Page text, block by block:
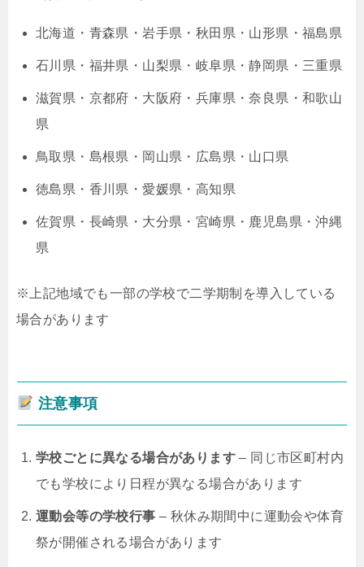
北海道・青森県・岩手県・秋田県・山形県・福島県
石川県・福井県・山梨県・岐阜県・静岡県・三重県
滋賀県・京都府・大阪府・兵庫県・奈良県・和歌山
県
鳥取県・島根県・岡山県・広島県・山口県
徳島県・香川県・愛媛県・高知県
佐賀県・長崎県・大分県・宮崎県・鹿児島県・沖縄
県
※上記地域でも一部の学校で二学期制を導入している
場合があります
注意事項
学校ごとに異なる場合があります – 同じ市区町村内
でも学校により日程が異なる場合があります
運動会等の学校行事 – 秋休み期間中に運動会や体育
祭が開催される場合があります